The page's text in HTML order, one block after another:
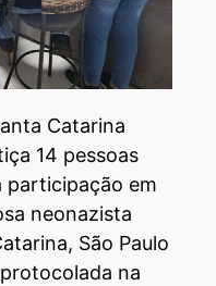
Catarina
14 pessoas
participação em
neonazista
São Paulo
na